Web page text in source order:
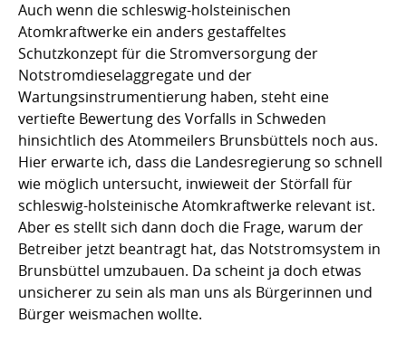
Auch wenn die schleswig-holsteinischen
Atomkraftwerke ein anders gestaffeltes
Schutzkonzept für die Stromversorgung der
Notstromdieselaggregate und der
Wartungsinstrumentierung haben, steht eine
vertiefte Bewertung des Vorfalls in Schweden
hinsichtlich des Atommeilers Brunsbüttels noch aus.
Hier erwarte ich, dass die Landesregierung so schnell
wie möglich untersucht, inwieweit der Störfall für
schleswig-holsteinische Atomkraftwerke relevant ist.
Aber es stellt sich dann doch die Frage, warum der
Betreiber jetzt beantragt hat, das Notstromsystem in
Brunsbüttel umzubauen. Da scheint ja doch etwas
unsicherer zu sein als man uns als Bürgerinnen und
Bürger weismachen wollte.